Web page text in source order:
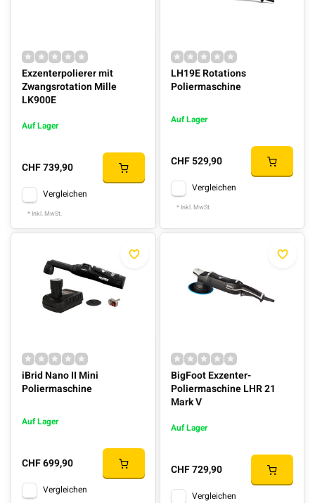
Exzenterpolierer mit
Zwangsrotation Mille
LK900E
Auf Lager
CHF 739,90
Vergleichen
* Inkl. MwSt.
LH19E Rotations
Poliermaschine
Auf Lager
CHF 529,90
Vergleichen
* Inkl. MwSt.
iBrid Nano II Mini
Poliermaschine
Auf Lager
CHF 699,90
Vergleichen
BigFoot Exzenter-
Poliermaschine LHR 21
Mark V
Auf Lager
CHF 729,90
Vergleichen